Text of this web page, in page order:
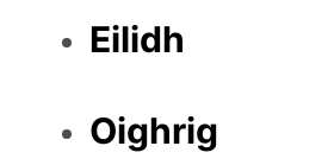
Eilidh
Oighrig